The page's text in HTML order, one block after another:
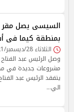
السيسى يصل مقر
بمنطقة كيما فى
الثلاثاء 28/ديسمبر/2021 - 10:04 ص
وصل الرئيس عبد
مشروعات جديدة في
يتفقد الرئيس عبد
الي…